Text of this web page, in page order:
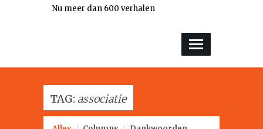
Nu meer dan 600 verhalen
TAG: associatie